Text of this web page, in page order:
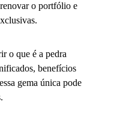
o portfólio e
o que é a pedra
benefícios
gema única pode